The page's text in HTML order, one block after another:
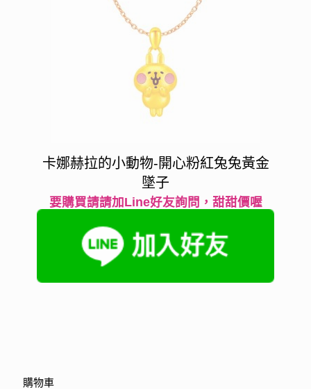
卡娜赫拉的小動物-開心粉紅兔兔黃金
墜子
要購買請請加Line好友詢問，甜甜價喔
購物車